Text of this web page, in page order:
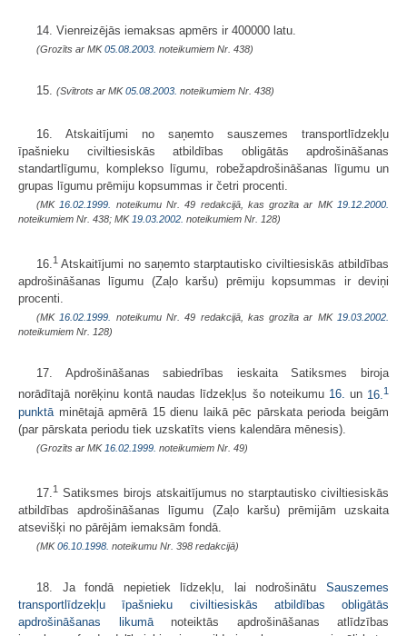
14. Vienreizējās iemaksas apmērs ir 400000 latu.
(Grozīts ar MK05.08.2003. noteikumiem Nr. 438)
15. (Svītrots ar MK05.08.2003. noteikumiem Nr. 438)
16. Atskaitījumi no saņemto sauszemes transportlīdzekļu
īpašnieku civiltiesiskās atbildības obligātās apdrošināšanas
standartlīgumu, komplekso līgumu, robežapdrošināšanas līgumu un
grupas līgumu prēmiju kopsummas ir četri procenti.
(MK 16.02.1999. noteikumu Nr. 49 redakcijā, kas grozīta ar MK 19.12.2000.
noteikumiem Nr. 438; MK 19.03.2002. noteikumiem Nr. 128)
16.1 Atskaitījumi no saņemto starptautisko civiltiesiskās atbildības
apdrošināšanas līgumu (Zaļo karšu) prēmiju kopsummas ir deviņi
procenti.
(MK 16.02.1999. noteikumu Nr. 49 redakcijā, kas grozīta ar MK 19.03.2002.
noteikumiem Nr. 128)
17. Apdrošināšanas sabiedrības ieskaita Satiksmes biroja
norādītajā norēķinu kontā naudas līdzekļus šo noteikumu 16. un 16.1
punktā minētajā apmērā 15 dienu laikā pēc pārskata perioda beigām
(par pārskata periodu tiek uzskatīts viens kalendāra mēnesis).
(Grozīts ar MK 16.02.1999. noteikumiem Nr. 49)
17. 1 Satiksmes birojs atskaitījumus no starptautisko civiltiesiskās
atbildības apdrošināšanas līgumu (Zaļo karšu) prēmijām uzskaita
atsevišķi no pārējām iemaksām fondā.
(MK06.10.1998. noteikumu Nr. 398 redakcijā)
18. Ja fondā nepietiek līdzekļu, lai nodrošinātu Sauszemes
transportlīdzekļu īpašnieku civiltiesiskās atbildības obligātās
apdrošināšanas likumānoteiktās apdrošināšanas atlīdzības